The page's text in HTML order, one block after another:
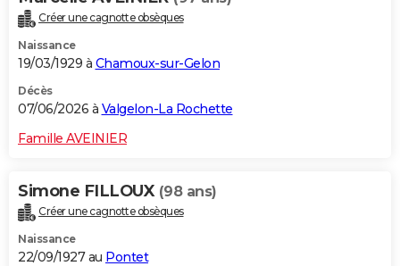
PROGRAMME TV
COPAINS D'AVANT
S'inscrire
Se connecter
Lycées
Collèges
Primaires
Universités
Entreprises
Service militaire
Avis de recherche
AVIS DE DÉCÈS
FORUM
Créer une cagnotte obsèques
Naissance
19/03/1929 à Chamoux-sur-Gelon
Décès
07/06/2026 à Valgelon-La Rochette
Famille AVEINIER
Simone FILLOUX (98 ans)
Créer une cagnotte obsèques
Naissance
22/09/1927 au Pontet